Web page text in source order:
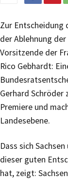
Zur Entscheidung
der Ablehnung
Vorsitzende der
Rico Gebhardt:
Gerhard Schröder
Premiere und
Landesebene.
Dass sich
dieser guten
hat, zeigt: